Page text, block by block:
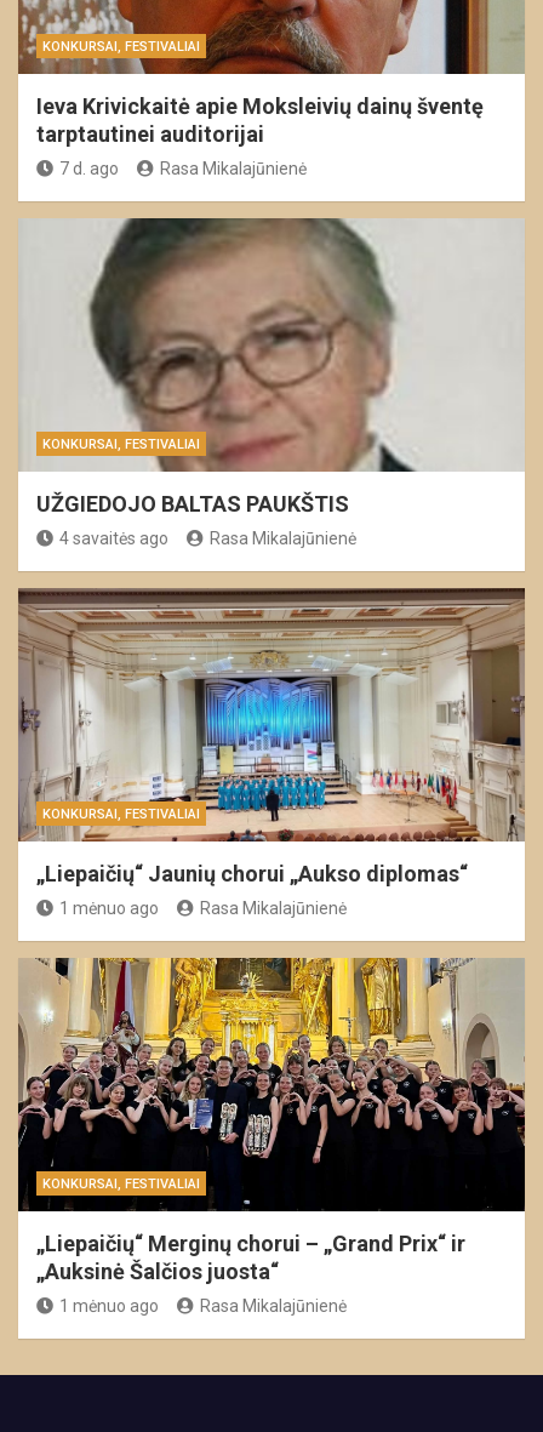
KONKURSAI, FESTIVALIAI
Ieva Krivickaitė apie Moksleivių dainų šventę
tarptautinei auditorijai
7 d. ago Rasa Mikalajūnienė
KONKURSAI, FESTIVALIAI
UŽGIEDOJO BALTAS PAUKŠTIS
4 savaitės ago Rasa Mikalajūnienė
KONKURSAI, FESTIVALIAI
„Liepaičių“ Jaunių chorui „Aukso diplomas“
1 mėnuo ago Rasa Mikalajūnienė
KONKURSAI, FESTIVALIAI
„Liepaičių“ Merginų chorui – „Grand Prix“ ir
„Auksinė Šalčios juosta“
1 mėnuo ago Rasa Mikalajūnienė